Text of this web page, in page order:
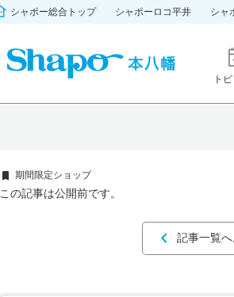
シャポー総合トップ シャポーロコ平井 シャ
ト
期間限定ショップ
この記事は公開前です。
記事一覧